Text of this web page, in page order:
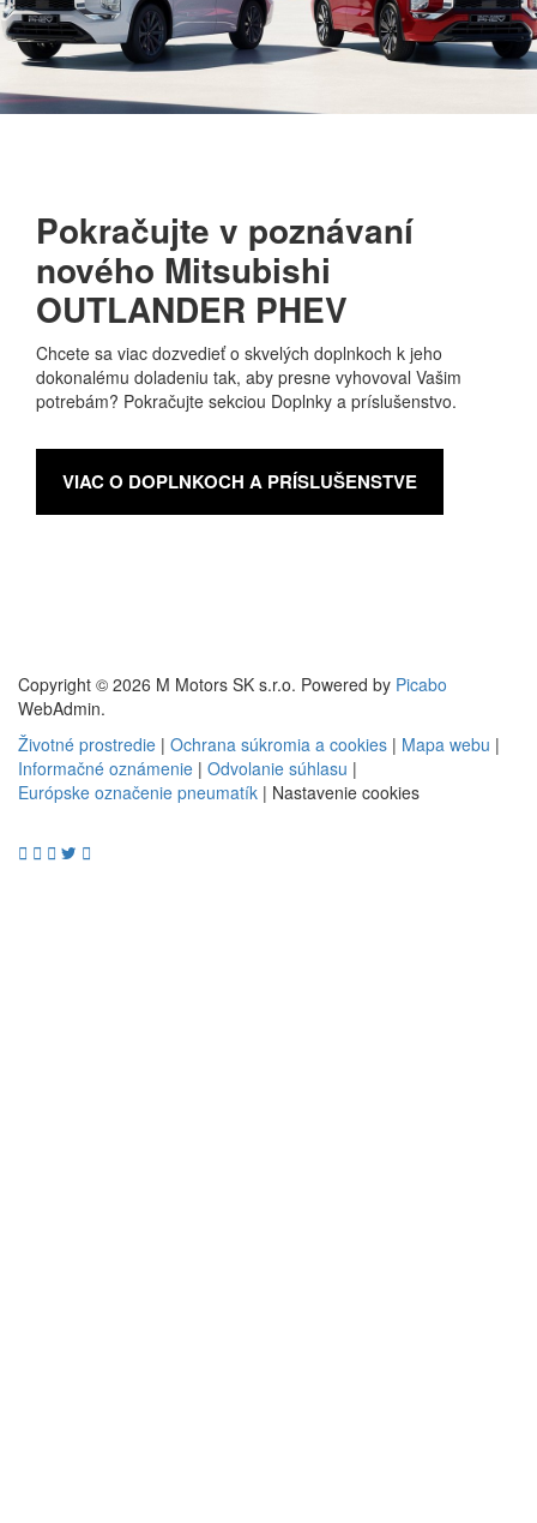
Pokračujte v poznávaní
nového Mitsubishi
OUTLANDER PHEV
Chcete sa viac dozvedieť o skvelých doplnkoch k jeho
dokonalému doladeniu tak, aby presne vyhovoval Vašim
potrebám? Pokračujte sekciou Doplnky a príslušenstvo.
VIAC O DOPLNKOCH A PRÍSLUŠENSTVE
Copyright © 2026 M Motors SK s.r.o. Powered by Picabo
WebAdmin.
Životné prostredie | Ochrana súkromia a cookies | Mapa webu |
Informačné oznámenie | Odvolanie súhlasu |
Európske označenie pneumatík | Nastavenie cookies